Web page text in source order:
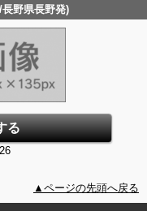
野県長野発)
る
▲ページの先頭へ戻る